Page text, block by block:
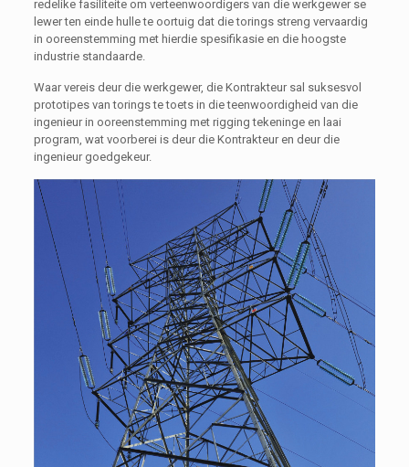
redelike fasiliteite om verteenwoordigers van die werkgewer se
lewer ten einde hulle te oortuig dat die torings streng vervaardig
in ooreenstemming met hierdie spesifikasie en die hoogste
industrie standaarde.
Waar vereis deur die werkgewer, die Kontrakteur sal suksesvol
prototipes van torings te toets in die teenwoordigheid van die
ingenieur in ooreenstemming met rigging tekeninge en laai
program, wat voorberei is deur die Kontrakteur en deur die
ingenieur goedgekeur.